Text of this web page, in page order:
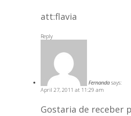
att:flavia
Reply
Fernanda says:
April 27, 2011 at 11:29 am
Gostaria de receber